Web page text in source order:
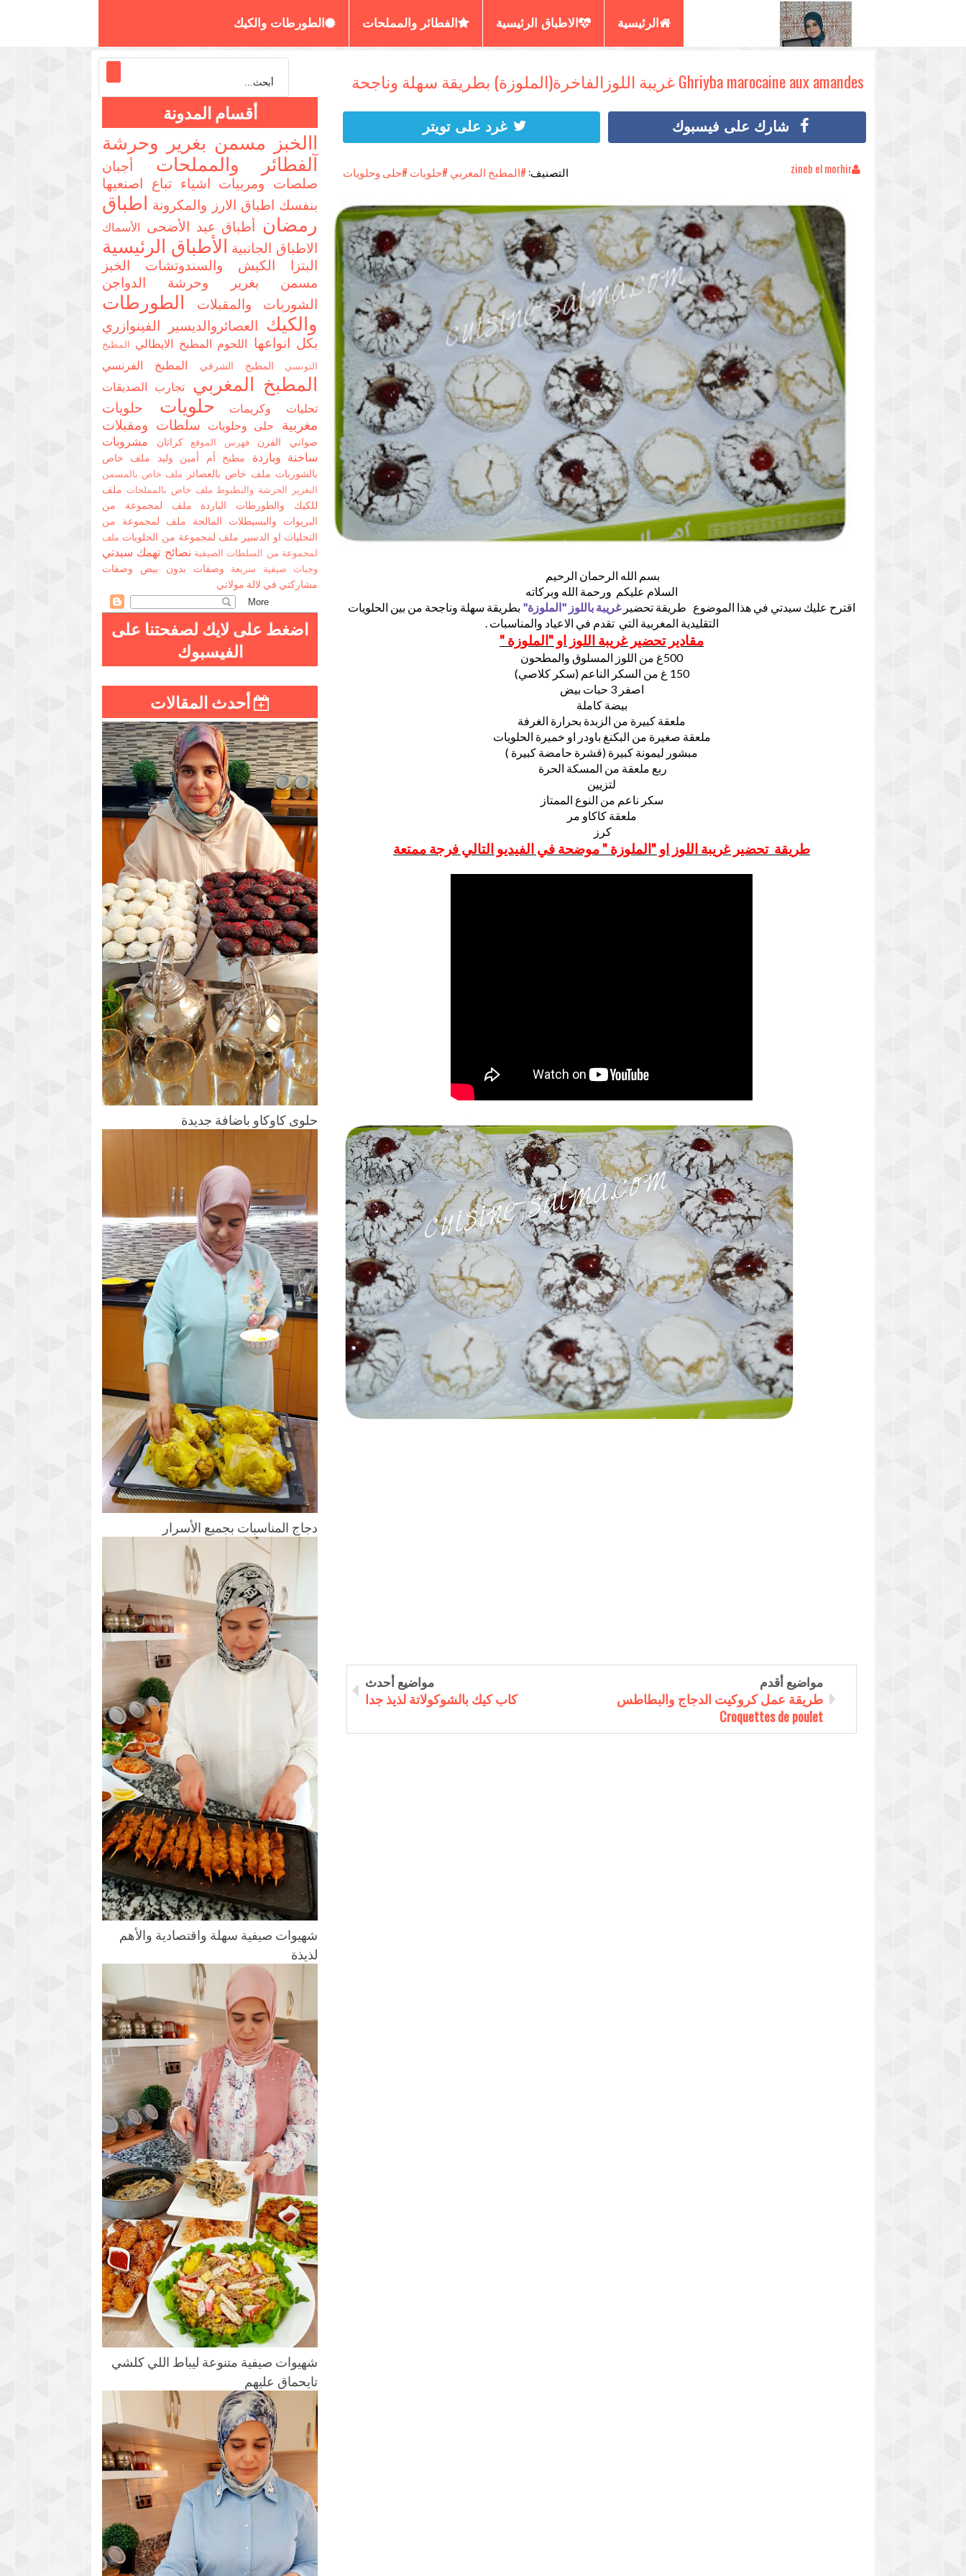
الرئيسية الاطباق الرئيسية الفطائر والمملحات الطورطات والكيك
Ghriyba marocaine aux amandes غريبة اللوزالفاخرة(الملوزة) بطريقة سهلة وناجحة
شارك على فيسبوك غرد على تويتر
zineb el morhir التصنيف: #المطبخ المغربي #حلويات #حلى وحلويات
بسم الله الرحمان الرحيم
السلام عليكم ورحمة الله وبركاته
اقترح عليك سيدتي في هذا الموضوع طريقة تحضيرغريبة باللوز "الملوزة" بطريقة سهلة وناجحة من بين الحلويات
التقليدية المغربية التي تقدم في الاعياد والمناسبات .
مقادير تحضير غريبة اللوز او "الملوزة "
500غ من اللوز المسلوق والمطحون
150 غ من السكر الناعم (سكر كلاصي)
اصفر 3 حبات بيض
بيضة كاملة
ملعقة كبيرة من الزبدة بحرارة الغرفة
ملعقة صغيرة من البكنغ باودر او خميرة الحلويات
مبشور ليمونة كبيرة (قشرة حامضة كبيرة )
ربع ملعقة من المسكة الحرة
لتزيين
سكر ناعم من النوع الممتاز
ملعقة كاكاو مر
كرز
طريقة تحضير غريبة اللوز او "الملوزة " موضحة في الفيديو التالي فرجة ممتعة
مواضيع أحدث
كاب كيك بالشوكولاتة لذيذ جدا
مواضيع أقدم
طريقة عمل كروكيت الدجاج والبطاطس
Croquettes de poulet
أقسام المدونة
االخبز مسمن بغرير وحرشة
آلفطائر والمملحات
أجبان
صلصات ومربيات اشياء تباع اصنعيها
بنفسك اطباق الارز والمكرونة اطباق
رمضان أطباق عيد الأضحى الأسماك
الاطباق الجانبية الأطباق الرئيسية
البتزا الكيش والسندوتشات الخبز
مسمن بغرير وحرشة الدواجن
الشوربات والمقبلات الطورطات
والكيك العصائروالديسير الفينوازري
بكل انواعها اللحوم المطبخ الايطالي المطبخ
التونسي المطبخ الشرقي المطبخ الفرنسي
المطبخ المغربيتجارب الصديقات
تحليات وكريمات حلويات
حلويات
مغربية
حلى وحلويات سلطات ومقبلات
صواني الفرنفهرس الموقعكراتان مشروبات
ساخنة وباردة
مطبخ أم أمين وليد ملف خاص
بالشوربات ملف خاص بالعصائر ملف خاص بالمسمن
البغرير الحرشة والبطبوط ملف خاص بالمملحات ملف
للكيك والطورطات الباردة ملف لمجموعة من
البريوات والبسيطلات المالحة ملف لمجموعة من
التحليات او الدسير ملف لمجموعة من الحلويات ملف
لمجموعة من السلطات الصيفية نصائح تهمك سيدتي
وجبات صيفية سريعة وصفات بدون بيض وصفات
مشاركتي في لالة مولاتي
اضغط على لايك لصفحتنا على
الفيسبوك
أحدث المقالات
حلوى كاوكاو باضافة جديدة
دجاج المناسبات بجميع الأسرار
شهيوات صيفية سهلة واقتصادية والأهم
لذيذة
شهيوات صيفية متنوعة ليباط اللي كلشي
تايحماق عليهم